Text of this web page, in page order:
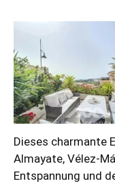
Dieses charmante
Almayate, Vélez-
Entspannung und